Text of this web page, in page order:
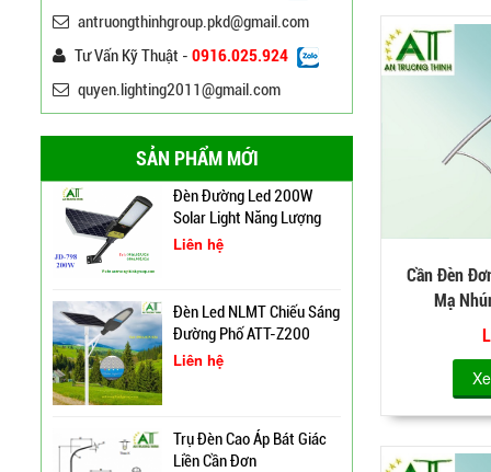
antruongthinhgroup.pkd@gmail.com
Tư Vấn Kỹ Thuật - 0916.025.924
quyen.lighting2011@gmail.com
SẢN PHẨM MỚI
Đèn Đường Led ATT-
Lượng Mặt Trời
Liên hệ
Đèn Đường Led 200W
Solar Light Năng Lượng
Mặt Trời ATT NLMT 300W
Liên hệ
Đèn Led NLMT Chiếu Sáng
Đường Phố ATT-Z200
Liên hệ
Trụ Đèn Cao Áp Bát Giác
Liền Cần Đơn
Cần Đèn
Mạ